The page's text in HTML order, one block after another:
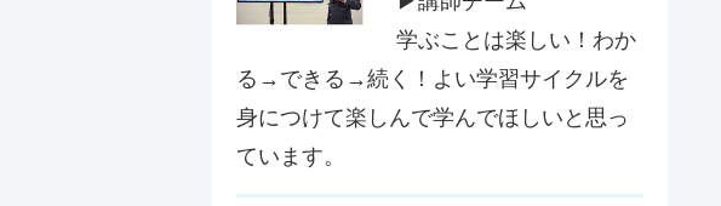
学ぶことは楽しい！わか
る→できる→続く！よい学習サイクルを
身につけて楽しんで学んでほしいと思っ
ています。